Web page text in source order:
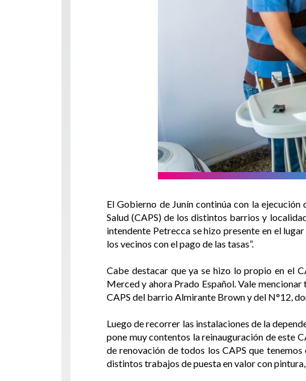
El Gobierno de Junín continúa con la
Salud (CAPS) de los distintos barrios y
intendente Petrecca se hizo presente en el
los vecinos con el pago de las tasas”.
Cabe destacar que ya se hizo lo propio en el
Merced y ahora Prado Español. Vale
CAPS del barrio Almirante Brown y del N°12,
Luego de recorrer las instalaciones de la
pone muy contentos la reinauguración de este
de renovación de todos los CAPS que
distintos trabajos de puesta en valor con